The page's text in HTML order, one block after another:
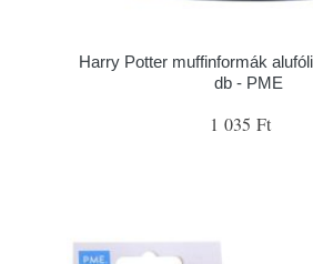
Harry Potter muffinformák
db - PME
1 035 Ft